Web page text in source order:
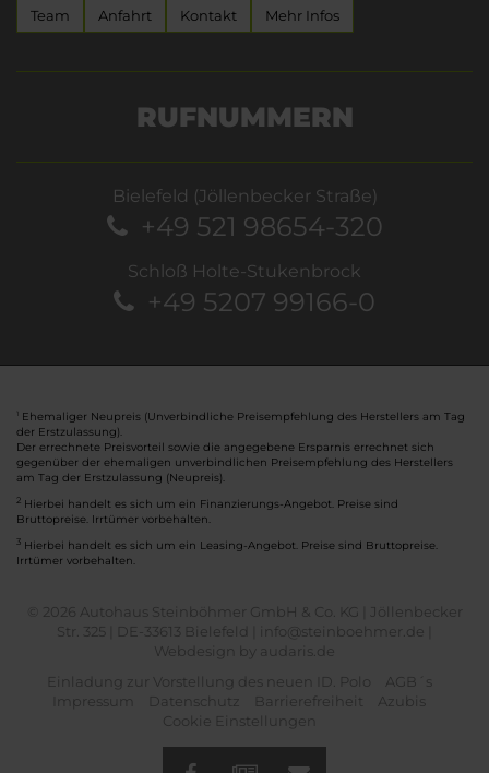
Team Anfahrt Kontakt Mehr Infos
RUFNUMMERN
Bielefeld (Jöllenbecker Straße)
+49 521 98654-320
Schloß Holte-Stukenbrock
+49 5207 99166-0
Ehemaliger Neupreis (Unverbindliche Preisempfehlung des Herstellers am Tag
der Erstzulassung).
Der errechnete Preisvorteil sowie die angegebene Ersparnis errechnet sich
gegenüber der ehemaligen unverbindlichen Preisempfehlung des Herstellers
am Tag der Erstzulassung (Neupreis).
2 Hierbei handelt es sich um ein Finanzierungs-Angebot. Preise sind
Bruttopreise. Irrtümer vorbehalten.
3 Hierbei handelt es sich um ein Leasing-Angebot. Preise sind Bruttopreise.
Irrtümer vorbehalten.
© 2026 Autohaus Steinböhmer GmbH & Co. KG | Jöllenbecker
Str. 325 | DE-33613 Bielefeld | info@steinboehmer.de |
Webdesign by audaris.de
Einladung zur Vorstellung des neuen ID. Polo
AGB´s
Impressum
Datenschutz Barrierefreiheit
Azubis
Cookie Einstellungen